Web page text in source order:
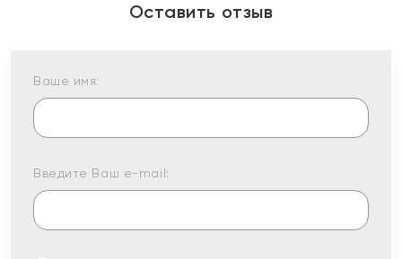
Оставить отзыв
Ваше имя:
Введите Ваш e-mail: